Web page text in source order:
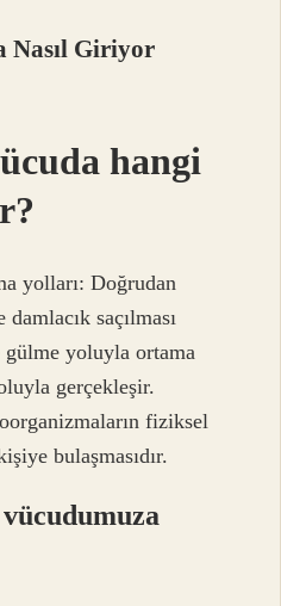
Giriyor
hangi
yolları: Doğrudan
saçılması
gülme yoluyla ortama
gerçekleşir.
fiziksel
bulaşmasıdır.